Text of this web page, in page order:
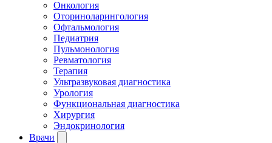
Онкология
Оториноларингология
Офтальмология
Педиатрия
Пульмонология
Ревматология
Терапия
Ультразвуковая диагностика
Урология
Функциональная диагностика
Хирургия
Эндокринология
Врачи